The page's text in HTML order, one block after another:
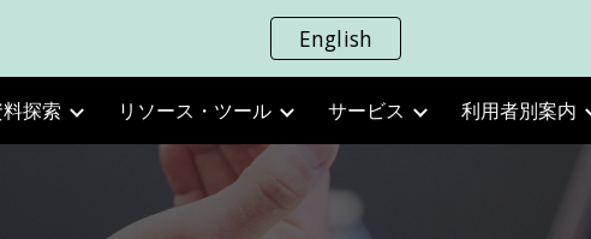
English
探索 リソース・ツール サービス 利用者別案内